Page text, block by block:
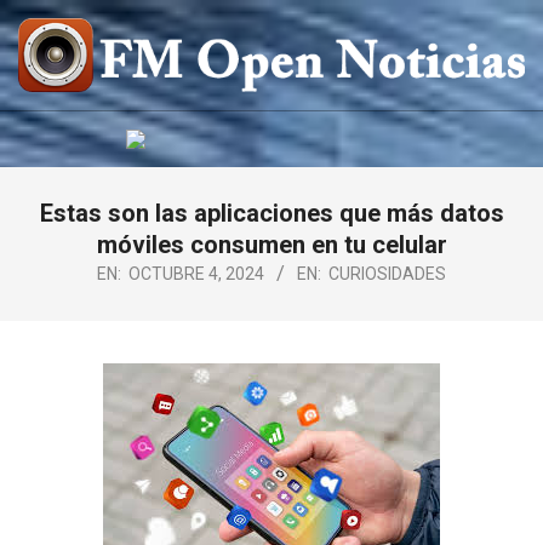
Saltar
al
contenido
FM
OPEN
NOTICIAS
Estas son las aplicaciones que más datos
móviles consumen en tu celular
EN: OCTUBRE 4, 2024 EN: CURIOSIDADES